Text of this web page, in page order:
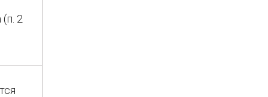
2